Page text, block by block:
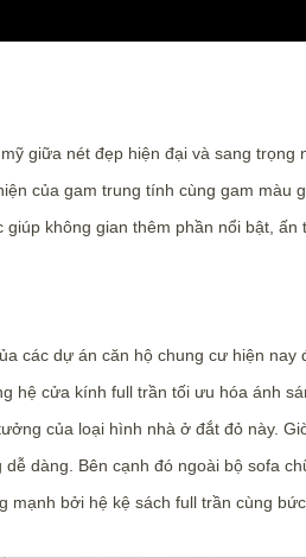
giữa nét đẹp hiện đại và sang trọng
của gam trung tính cùng gam màu
không gian thêm phần nổi bật, ấn
các dự án căn hộ chung cư hiện nay
hệ cửa kính full trần tối ưu hóa ánh
của loại hình nhà ở đắt đỏ này.
dàng. Bên cạnh đó ngoài bộ sofa
bởi hệ kệ sách full trần cùng